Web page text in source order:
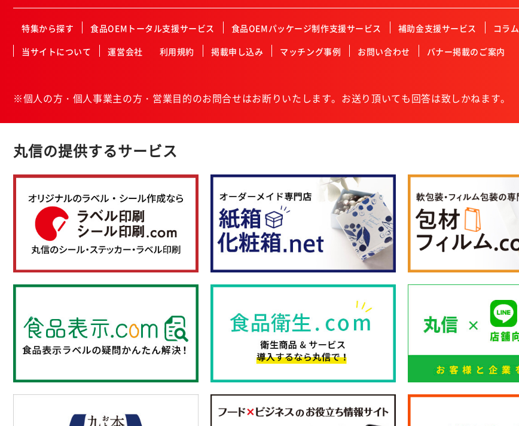
特集から探す 食品OEMトータル支援サービス 食品OEMパッケージ制作支援サービス 補助金支援サービス コラム
当サイトについて
運営会社 利用規約 掲載申し込み マッチング事例 お問い合わせ バナー掲載のご案内
※個人の方・個人事業主の方・営業目的のお問合せはお断りいたします。お送り頂いても回答は致しかねます。
丸信の提供するサービス